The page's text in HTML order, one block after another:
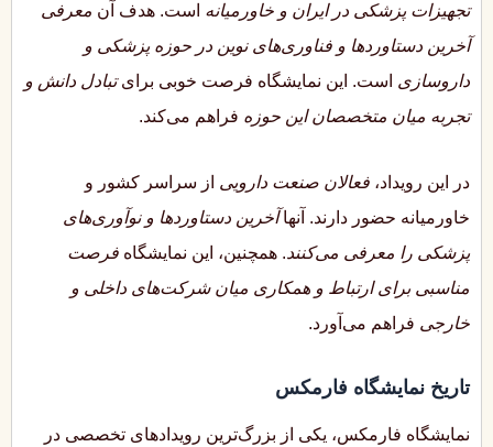
تجهیزات پزشکی در ایران و خاورمیانه است. هدف آن معرفی
آخرین دستاوردها و فناوری‌های نوین در حوزه پزشکی و
داروسازی است. این نمایشگاه فرصت خوبی برایتبادل دانش و
تجربه میان متخصصان این حوزه فراهم می‌کند.
در این رویداد، فعالان صنعت دارویی از سراسر کشور و
خاورمیانه حضور دارند. آنهاآخرین دستاوردها و نوآوری‌های
پزشکی را معرفی می‌کنند. همچنین، این نمایشگاه فرصت
مناسبی برای ارتباط و همکاری میان شرکت‌های داخلی و
خارجی فراهم می‌آورد.
تاریخ نمایشگاه فارمکس
نمایشگاه فارمکس، یکی از بزرگ‌ترین رویدادهای تخصصی در